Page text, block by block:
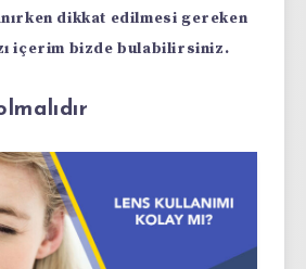
dikkat edilmesi gereken
içerim bizde bulabilirsiniz.